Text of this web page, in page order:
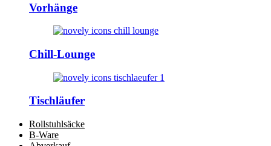
Vorhänge
Chill-Lounge
Tischläufer
Rollstuhlsäcke
B-Ware